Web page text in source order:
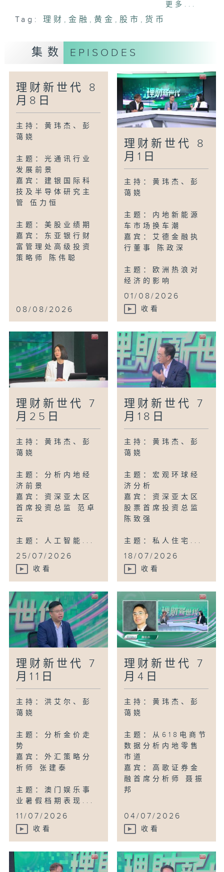
嘉宾：ZA Bank 商业客户业务主管 莫家
熙
更多...
Tag: 理财 ,金融 , 黄金 ,股市 , 货币
集数 EPISODES
理财新世代 8
月8日
主持：黄玮杰、彭
蔼娆
主题：光通讯行业
发展前景
嘉宾：建银国际科
技及半导体研究主
管 伍力恒
主题：美股业绩期
嘉宾：东亚银行财
富管理处高级投资
策略师 陈伟聪
08/08/2026
理财新世代 8
月1日
主持：黄玮杰、彭
蔼娆
主题：内地新能源
车市场换车潮
嘉宾：艾德金融执
行董事 陈政深
主题：欧洲热浪对
经济的影响
...
01/08/2026
收看
理财新世代 7
月25日
主持：黄玮杰、彭
蔼娆
主题：分析内地经
济前景
嘉宾：资深亚太区
首席投资总监 范卓
云
主题：人工智能...
25/07/2026
收看
理财新世代 7
月18日
主持：黄玮杰、彭
蔼娆
主题：宏观环球经
济分析
嘉宾：资深亚太区
股票首席投资总监
陈致强
主题：私人住宅...
18/07/2026
收看
理财新世代 7
月11日
主持：洪艾尔、彭
蔼娆
主题：分析金价走
势
嘉宾：外汇策略分
析师 张建泰
主题：澳门娱乐事
业暑假档期表现...
11/07/2026
收看
理财新世代 7
月4日
主持：黄玮杰、彭
蔼娆
主题：从618电商节
数据分析内地零售
市道
嘉宾：高歌证券金
融首席分析师 聂振
邦
04/07/2026
收看